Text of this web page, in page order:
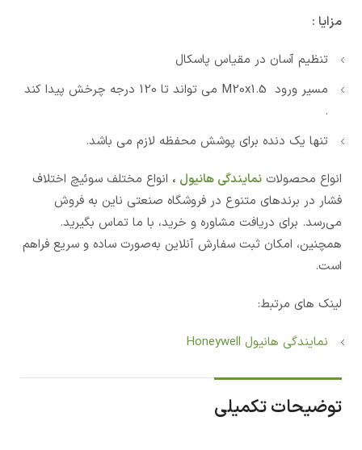
مزایا :
تنظیم آسان در مقیاس پاسکال
مسیر ورود M20x1.5 می تواند تا 120 درجه چرخش پیدا کند
.
تنها یک دنده برای پوشش محفظه لازم می باشد.
انواع محصولات نمایندگی هانیول ، انواع مختلف سوئیچ اختلاف
فشار در برندهای متنوع در فروشگاه صنعتی ناین به فروش
می‌رسد. برای دریافت مشاوره و خرید، با ما تماس بگیرید.
همچنین، امکان ثبت سفارش آنلاین به‌صورت ساده و سریع فراهم
است.
لینک های مرتبط:
نمایندگی هانیول Honeywell
توضیحات تکمیلی